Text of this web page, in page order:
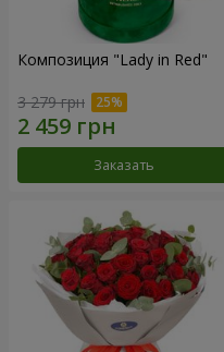
Композиция "Lady in Red"
3 279 грн
Заказать